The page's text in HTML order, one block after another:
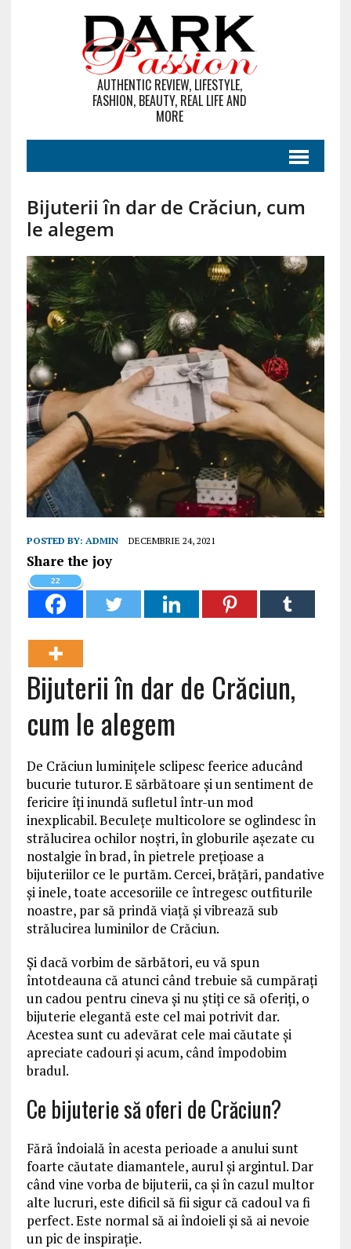
AUTHENTIC REVIEW, LIFESTYLE,
FASHION, BEAUTY, REAL LIFE AND
MORE
Bijuterii în dar de Crăciun, cum
le alegem
POSTED BY: ADMIN DECEMBRIE 24, 2021
Share the joy
22
Bijuterii în dar de Crăciun,
cum le alegem
De Crăciun luminițele sclipesc feerice aducând
bucurie tuturor. E sărbătoare și un sentiment de
fericire îți inundă sufletul într-un mod
inexplicabil. Beculețe multicolore se oglindesc în
strălucirea ochilor noștri, în globurile așezate cu
nostalgie în brad, în pietrele prețioase a
bijuteriilor ce le purtăm. Cercei, brățări, pandative
și inele, toate accesoriile ce întregesc outfiturile
noastre, par să prindă viață și vibrează sub
strălucirea luminilor de Crăciun.
Și dacă vorbim de sărbători, eu vă spun
întotdeauna că atunci când trebuie să cumpărați
un cadou pentru cineva și nu știți ce să oferiți, o
bijuterie elegantă este cel mai potrivit dar.
Acestea sunt cu adevărat cele mai căutate și
apreciate cadouri și acum, când împodobim
bradul.
Ce bijuterie să oferi de Crăciun?
Fără îndoială în acesta perioade a anului sunt
foarte căutate diamantele, aurul și argintul. Dar
când vine vorba de bijuterii, ca și în cazul multor
alte lucruri, este dificil să fii sigur că cadoul va fi
perfect. Este normal să ai îndoieli și să ai nevoie
un pic de inspirație.